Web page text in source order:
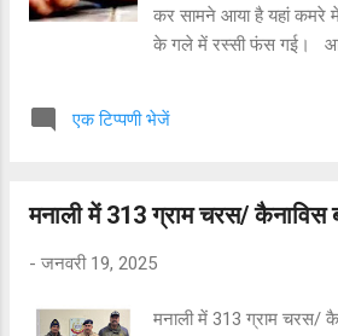
कर सामने आया है यहां कमरे
के गले में रस्सी फंस गई।
परिजन कार्य की वजह से
अस्पताल लेकर आए तो
एक टिप्पणी भेजें
मनाली में 313 ग्राम चरस/ कैनाविस
- जनवरी 19, 2025
मनाली में 313 ग्राम चरस/